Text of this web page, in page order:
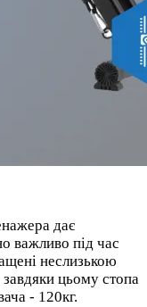
дає
важливо під час
неслизькою
цьому стопа
- 120кг.